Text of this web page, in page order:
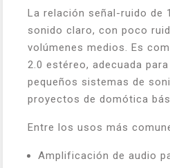
La relación señal-ruido de
sonido claro, con poco
volúmenes medios. Es
2.0 estéreo, adecuada
pequeños sistemas de
proyectos de domótica
Entre los usos más
Amplificación de audio